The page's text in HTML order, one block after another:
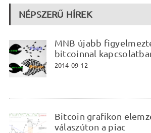
NÉPSZERŰ HÍREK
MNB újabb
bitcoinnal
2014-09-12
Bitcoin grafikon
válaszúton a piac